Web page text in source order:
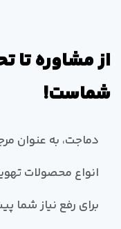
از مشاوره تا
شماست!
دماجت، به عنوان
انواع محصولات
برای رفع نیاز شما